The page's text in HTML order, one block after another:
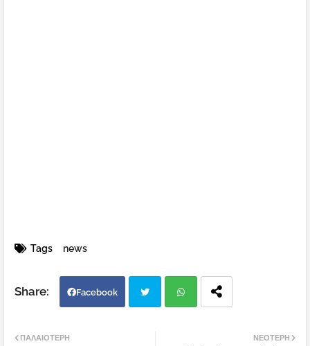
Tags news
Facebook
ΝΕΌΤΕΡΗ
ΠΑΛΑΙΌΤΕΡΗ